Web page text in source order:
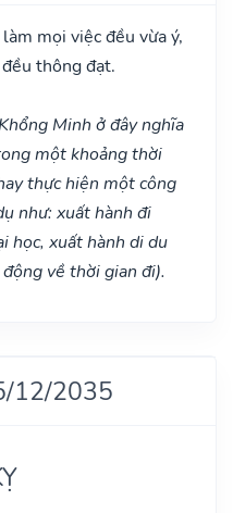
mọi việc đều vừa ý,
thông đạt.
Minh ở đây nghĩa
một khoảng thời
thực hiện một công
như: xuất hành đi
học, xuất hành di du
về thời gian đi).
12/2035